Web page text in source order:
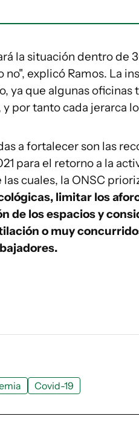
la situación dentro de
no", explicó Ramos. La
ya que algunas
por tanto cada jerarca
a fortalecer son las
para el retorno a la
cuales, la ONSC
limitar los
de los espacios y
o muy
Covid-19